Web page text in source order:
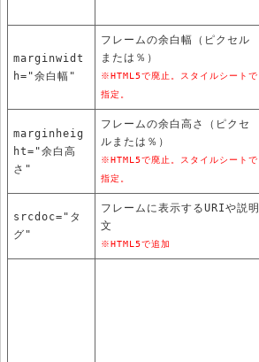
marginwidt
h="余白幅"
フレームの余白幅（ピクセル
または％）
※HTML5で廃止。スタイルシートで
指定。
marginheig
ht="余白高
さ"
フレームの余白高さ（ピクセ
ルまたは％）
※HTML5で廃止。スタイルシートで
指定。
srcdoc="タ
グ"
フレームに表示するURIや説明
文
※HTML5で追加